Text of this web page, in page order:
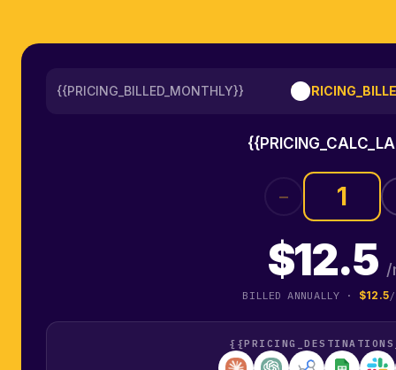
{{PRICING_BILLED_MONTHLY}}
−
$12.5 /
BILLED ANNUALLY · $12.5/